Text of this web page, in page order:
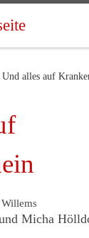
Und alles auf
Micha